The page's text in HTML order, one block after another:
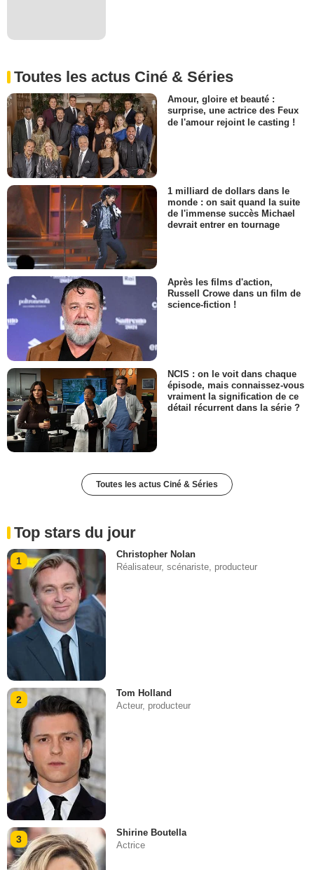
Toutes les actus Ciné & Séries
Amour, gloire et beauté :
surprise, une actrice des Feux
de l'amour rejoint le casting !
1 milliard de dollars dans le
monde : on sait quand la suite
de l'immense succès Michael
devrait entrer en tournage
Après les films d'action,
Russell Crowe dans un film de
science-fiction !
NCIS : on le voit dans chaque
épisode, mais connaissez-vous
vraiment la signification de ce
détail récurrent dans la série ?
Toutes les actus Ciné & Séries
Top stars du jour
1
Christopher Nolan
Réalisateur, scénariste, producteur
2
Tom Holland
Acteur, producteur
3
Shirine Boutella
Actrice